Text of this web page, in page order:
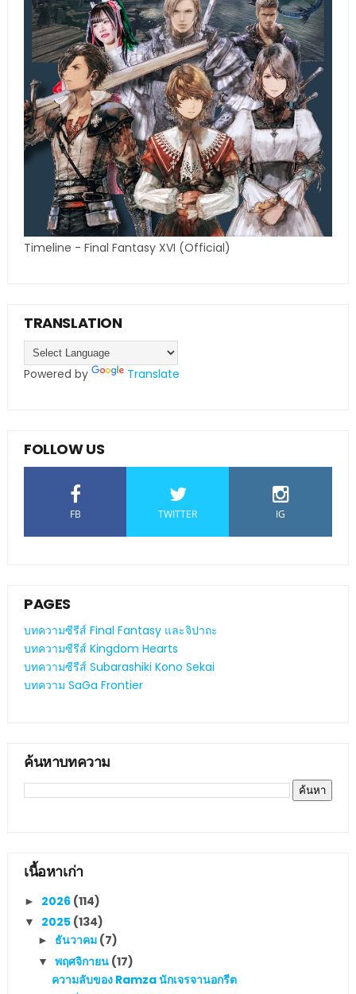
Timeline - Final Fantasy XVI (Official)
TRANSLATION
Powered by Translate
FOLLOW US
FB TWITTER IG
PAGES
บทความซีรีส์ Final Fantasy และจิปาถะ
บทความซีรีส์ Kingdom Hearts
บทความซีรีส์ Subarashiki Kono Sekai
บทความ SaGa Frontier
ค้นหาบทความ
เนื้อหาเก่า
► 2026 (114)
▼ 2025 (134)
► ธันวาคม (7)
▼ พฤศจิกายน (17)
ความลับของ Ramza นักเจรจานอกรีต